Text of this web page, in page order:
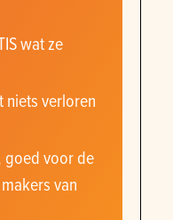
wat ze
niets verloren
goed voor de
van